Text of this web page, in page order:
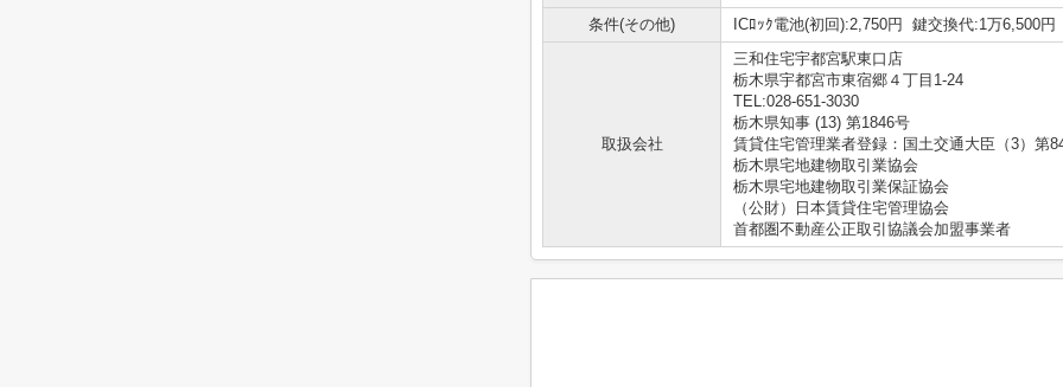
条件(その他)
ICﾛｯｸ電池(初回):2,750円 鍵交換代:1万6,500
取扱会社
三和住宅宇都宮駅東口店
栃木県宇都宮市東宿郷４丁目1-24
TEL:028-651-3030
栃木県知事 (13) 第1846号
賃貸住宅管理業者登録：国土交通大臣（3）第
栃木県宅地建物取引業協会
栃木県宅地建物取引業保証協会
（公財）日本賃貸住宅管理協会
首都圏不動産公正取引協議会加盟事業者